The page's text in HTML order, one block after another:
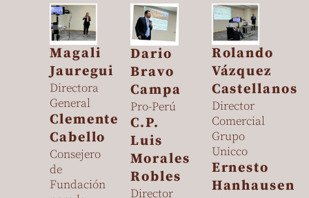
Magali
Jauregui
Directora
General
Clemente
Cabello
Consejero
de
Fundación
Dario
Bravo
Campa
Pro-Perú
C.P.
Luis
Morales
Robles
Director
Rolando
Vázquez
Castellanos
Director
Comercial
Grupo
Unicco
Ernesto
Hanhausen